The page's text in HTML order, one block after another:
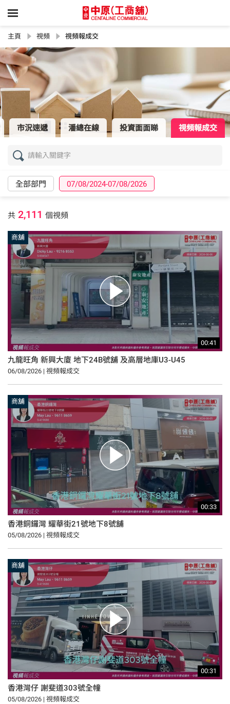
主頁 視頻 視頻報成交
市況速遞 潘總在線 投資面面睇 視頻報成交
全部部門 07/08/2024-07/08/2026
共 2,111 個視頻
00:41
商舖
九龍旺角 新興大廈 地下24B號舖 及高層地庫U3-U45
06/08/2026 | 視頻報成交
00:33
商舖
香港銅鑼灣 耀華街21號地下8號舖
05/08/2026 | 視頻報成交
00:31
商舖
香港灣仔 謝斐道303號全幢
05/08/2026 | 視頻報成交